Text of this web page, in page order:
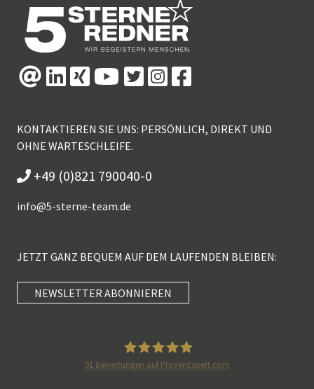
KONTAKTIEREN SIE UNS: PERSÖNLICH, DIREKT UND
OHNE WARTESCHLEIFE.
+49 (0)821 790040-0
info@5-sterne-team.de
JETZT GANZ BEQUEM AUF DEM LAUFENDEN BLEIBEN:
NEWSLETTER ABONNIEREN
91 Bewertungen auf ProvenExpert.com
SEHR GUT